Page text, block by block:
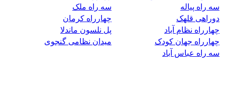
سه راه پیاله
سه راه ملک
دوراهی قلهک
چهارراه کرمان
چهارراه نظام آباد
پل نلسون ماندلا
چهارراه جهان کودک
میدان نظامی گنجوی
سه راه عباس آباد